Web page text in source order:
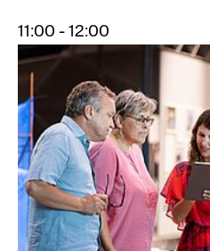
11:00 - 12:00